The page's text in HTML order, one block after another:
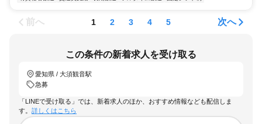
前へ 1 2 3 4 5 次へ
この条件の新着求人を受け取る
愛知県 / 大須観音駅
急募
「LINEで受け取る」では、新着求人のほか、おすすめ情報なども配信しま
す。 詳しくはこちら